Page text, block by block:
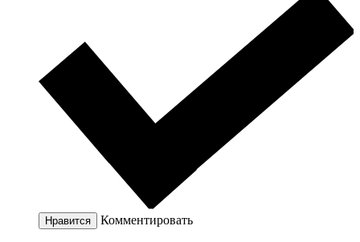
Нравится Комментировать